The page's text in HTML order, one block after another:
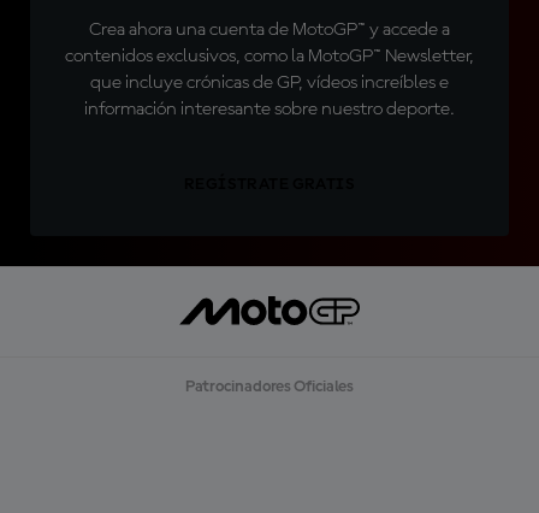
Crea ahora una cuenta de MotoGP™ y accede a
contenidos exclusivos, como la MotoGP™ Newsletter,
que incluye crónicas de GP, vídeos increíbles e
información interesante sobre nuestro deporte.
Patrocinadores Oficiales